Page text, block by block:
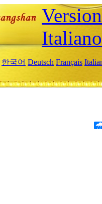
Italiano
한국어 Deutsch Français